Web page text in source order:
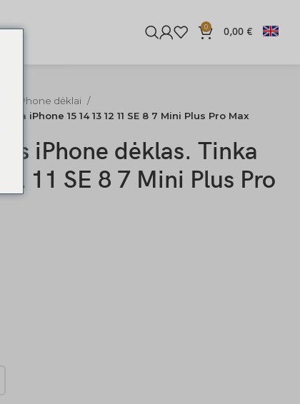
0 0,00 €
iPhone dėklai
iPhone 15 14 13 12 11 SE 8 7 Mini Plus Pro Max
iPhone dėklas. Tinka
11 SE 8 7 Mini Plus Pro